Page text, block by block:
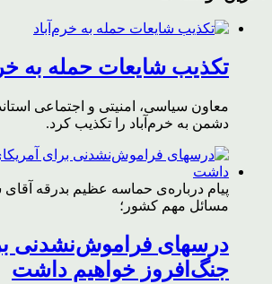
تکذیب شایعات حمله به
معاون سیاسی، امنیتی و اجتماعی
دشمن به خرم‌آباد را تکذیب کرد.
پیام درباره‌ی حماسه عظیم بدرقه آقای
مسائل مهم کشور؛
درسهای فراموش‌نشدنی
جنگ‌افروز خواهیم داشت